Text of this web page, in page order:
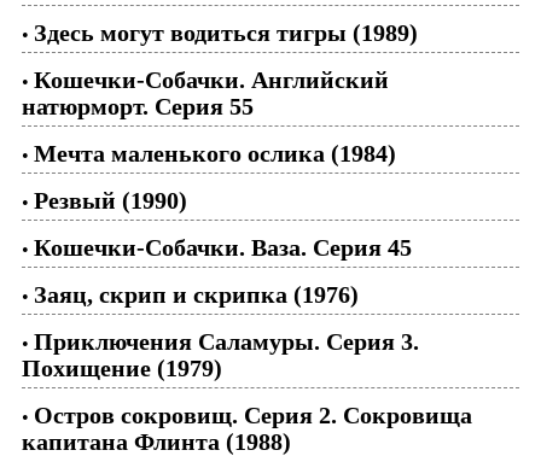
• Здесь могут водиться тигры (1989)
• Кошечки-Собачки. Английский
натюрморт. Серия 55
• Мечта маленького ослика (1984)
• Резвый (1990)
• Кошечки-Собачки. Ваза. Серия 45
• Заяц, скрип и скрипка (1976)
• Приключения Саламуры. Серия 3.
Похищение (1979)
• Остров сокровищ. Серия 2. Сокровища
капитана Флинта (1988)